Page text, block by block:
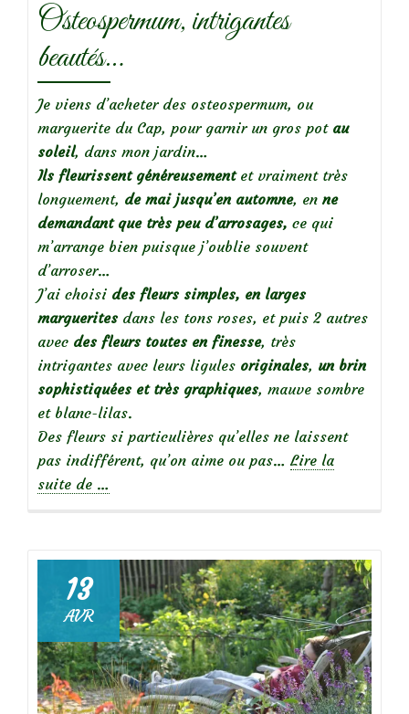
Osteospermum, intrigantes
beautés…
Je viens d’acheter des osteospermum, ou
marguerite du Cap, pour garnir un gros pot au
soleil, dans mon jardin…
Ils fleurissent généreusementet vraiment très
longuement, de mai jusqu’en automne, en ne
demandant que très peu d’arrosages, ce qui
m’arrange bien puisque j’oublie souvent
d’arroser…
J’ai choisi des fleurs simples, en larges
marguerites dans les tons roses, et puis 2 autres
avec des fleurs toutes en finesse, très
intrigantes avec leurs ligules originales, un brin
sophistiquées et très graphiques, mauve sombre
et blanc-lilas.
Des fleurs si particulières qu’elles ne laissent
pas indifférent, qu’on aime ou pas… Lire la
suite de à
beautés…
…
13
AVR